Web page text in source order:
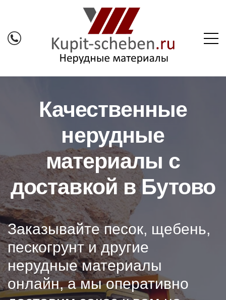
Качественные
нерудные
материалы с
доставкой в Бутово
Заказывайте песок, щебень,
пескогрунт и другие
нерудные материалы
онлайн, а мы оперативно